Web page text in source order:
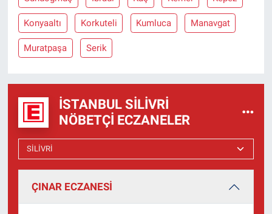
Konyaaltı Korkuteli Kumluca Manavgat
Muratpaşa Serik
İSTANBUL SILIVRI
NÖBETÇI ECZANELER
ÇINAR ECZANESİ